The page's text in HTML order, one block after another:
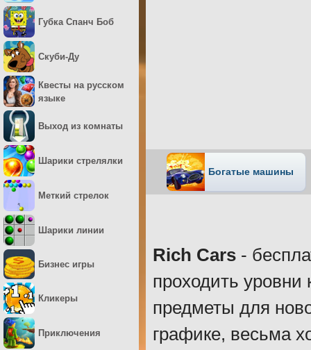
Богатые машины
Rich Cars -
проходить
предметы для
графике, весьма
Губка Спанч Боб
Скуби-Ду
Квесты на русском
языке
Выход из комнаты
Шарики стрелялки
Меткий стрелок
Шарики линии
Бизнес игры
Кликеры
Приключения